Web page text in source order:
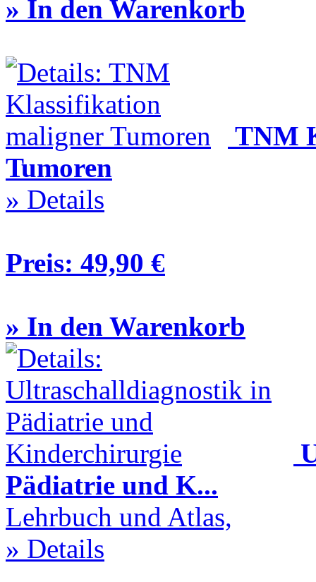
» In den Warenkorb
TNM
Tumoren
» Details
Preis: 49,90 €
» In den Warenkorb
Pädiatrie und K...
Lehrbuch und Atlas,
» Details